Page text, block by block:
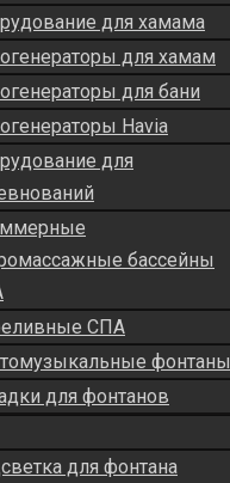
для хамама
для хамам
для бани
Havia
для
бассейны
СПА
фонтаны
для фонтанов
для фонтана